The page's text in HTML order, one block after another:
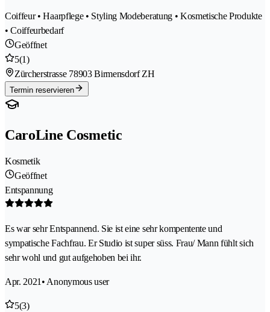
Coiffeur • Haarpflege • Styling Modeberatung • Kosmetische Produkte
• Coiffeurbedarf
Geöffnet
5(1)
Zürcherstrasse 78903 Birmensdorf ZH
Termin reservieren
CaroLine Cosmetic
Kosmetik
Geöffnet
Entspannung
Es war sehr Entspannend. Sie ist eine sehr kompentente und
sympatische Fachfrau. Er Studio ist super süss. Frau/ Mann fühlt sich
sehr wohl und gut aufgehoben bei ihr.
Apr. 2021 • Anonymous user
5(3)